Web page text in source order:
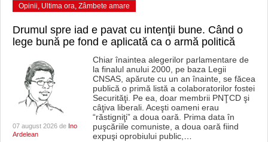
FARMACII DIN TIMIŞOARA
HARTA TIMIŞOAREI
PRIMĂRIILE DIN TIMIŞ
SFATUL MEDICULUI
SFATURI JURIDICE
Opinii, Ultima ora, Zâmbete amare
Drumul spre iad e pavat cu intenţii bune. Când o
lege bună pe fond e aplicată ca o armă politică
07 august 2026 de Ino
Ardelean
Chiar înaintea alegerilor parlamentare de
la finalul anului 2000, pe baza Legii
CNSAS, apărute cu un an înainte, se făcea
publică o primă listă a colaboratorilor fostei
Securităţi. Pe ea, doar membrii PNŢCD şi
câţiva liberali. Aceşti oameni erau
“răstigniţi” a doua oară. Prima data în
puşcăriile comuniste, a doua oară fiind
expuşi oprobiului public,…